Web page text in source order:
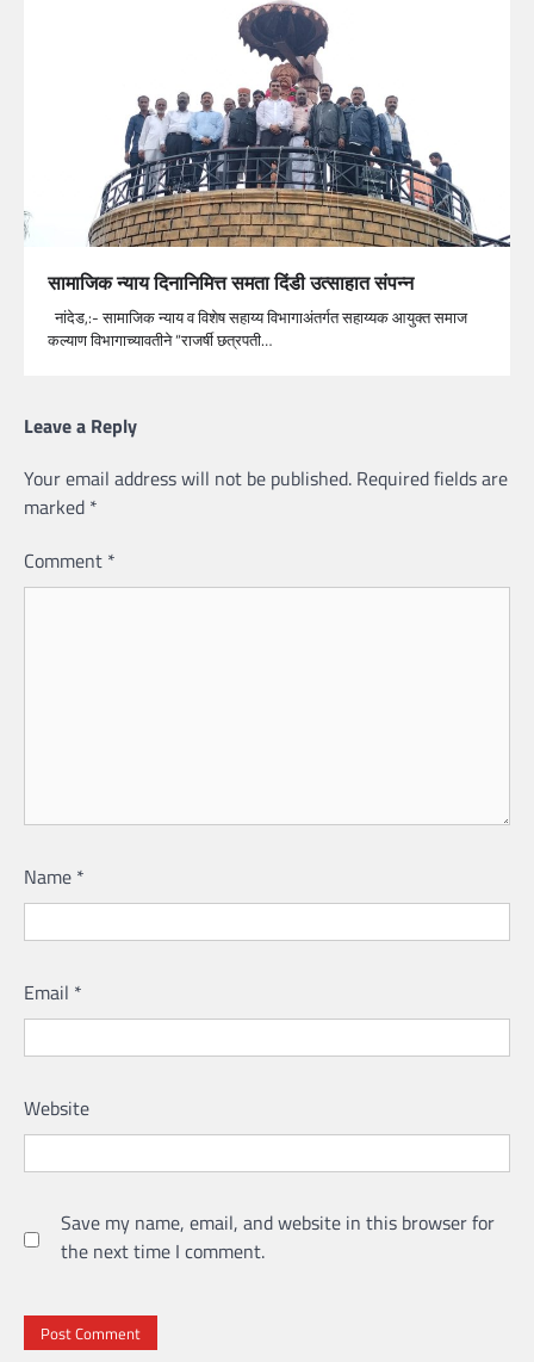
सामाजिक न्याय दिनानिमित्त समता दिंडी उत्साहात संपन्न
नांदेड,:- सामाजिक न्याय व विशेष सहाय्य विभागाअंतर्गत सहाय्यक आयुक्त समाज
कल्याण विभागाच्यावतीने “राजर्षी छत्रपती…
Leave a Reply
Your email address will not be published. Required fields are
marked *
Comment *
Name *
Email *
Website
Save my name, email, and website in this browser for
the next time I comment.